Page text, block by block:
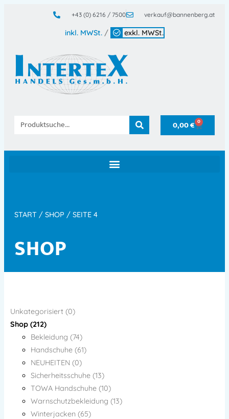
+43 (0) 6216 / 7500 verkauf@bannenberg.at
inkl. MWSt./ exkl. MWSt.
0,00€ 0
START / SHOP / SEITE 4
SHOP
Unkategorisiert (0)
Shop (212)
Bekleidung (74)
Handschuhe (61)
NEUHEITEN (0)
Sicherheitsschuhe (13)
TOWA Handschuhe (10)
Warnschutzbekleidung (13)
Winterjacken (65)